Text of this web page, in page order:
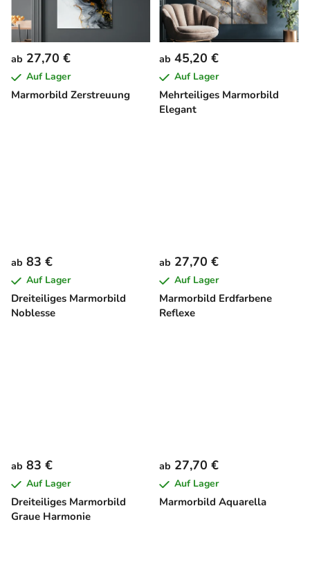
Marmorbild Zerstreuung
ab 27,70 €
Auf Lager
Mehrteiliges Marmorbild
Elegant
ab 45,20 €
Auf Lager
Dreiteiliges Marmorbild
Noblesse
ab 83 €
Auf Lager
Marmorbild Erdfarbene
Reflexe
ab 27,70 €
Auf Lager
Dreiteiliges Marmorbild
Graue Harmonie
ab 83 €
Auf Lager
Marmorbild Aquarella
ab 27,70 €
Auf Lager